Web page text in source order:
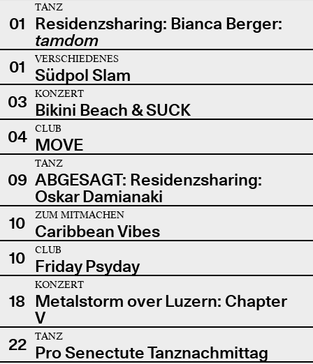
01
TANZ
Residenzsharing: Bianca Berger:
tamdom
01
VERSCHIEDENES
Südpol Slam
03
KONZERT
Bikini Beach & SUCK
04
CLUB
MOVE
09
TANZ
ABGESAGT: Residenzsharing:
Oskar Damianaki
10
ZUM MITMACHEN
Caribbean Vibes
10
CLUB
Friday Psyday
18
KONZERT
Metalstorm over Luzern: Chapter
V
22
TANZ
Pro Senectute Tanznachmittag